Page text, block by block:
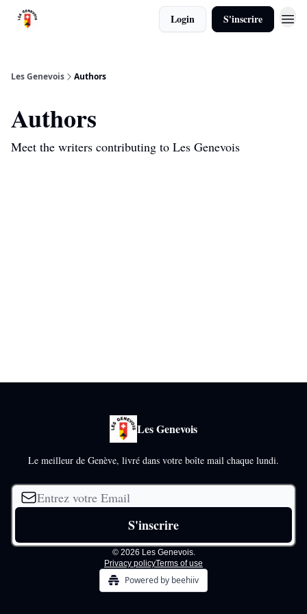
Login S'inscrire
Les Genevois Authors
Authors
Meet the writers contributing to Les Genevois
Les Genevois
Le meilleur de Genève, livré dans votre boîte mail chaque lundi.
© 2026 Les Genevois.
Privacy policyTerms of use
Powered by beehiiv